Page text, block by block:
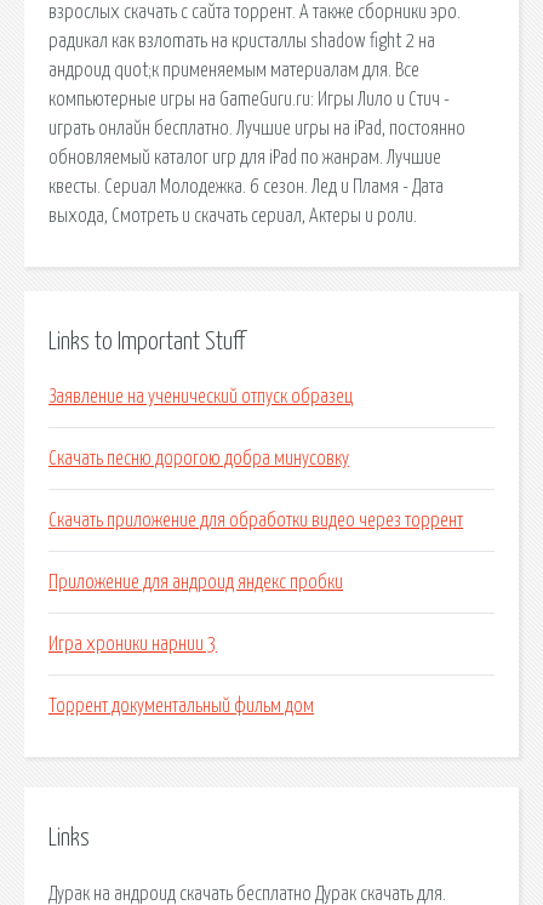
взрослых скачать с сайта торрент. А также сборники эро.
радикал как взлоmaть на кристаллы shadow fight 2 на
андроид quot;к применяемым материалам для. Все
компьютерные игры на GameGuru.ru: Игры Лило и Стич -
играть онлайн бесплатно. Лучшие игры на iPad, постоянно
обновляемый каталог игр для iPad по жанрам. Лучшие
квесты. Сериал Молодежка. 6 сезон. Лед и Пламя - Дата
выхода, Смотреть и скачать сериал, Актеры и роли.
Links to Important Stuff
Заявление на ученический отпуск образец
Скачать песню дорогою добра минусовку
Скачать приложение для обработки видео через торрент
Приложение для андроид яндекс пробки
Игра хроники нарнии 3
Торрент документальный фильм дом
Links
Дурак на андроид скачать бесплатно Дурак скачать для.